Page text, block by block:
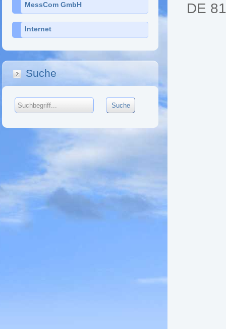
MessCom GmbH
Internet
Suche
DE